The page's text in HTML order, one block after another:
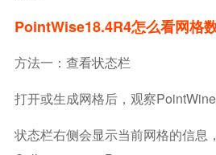
PointWise18.4R4怎么看网格
方法一：查看状态栏
打开或生成网格后，观察PointWine
状态栏右侧会显示当前网格的信息